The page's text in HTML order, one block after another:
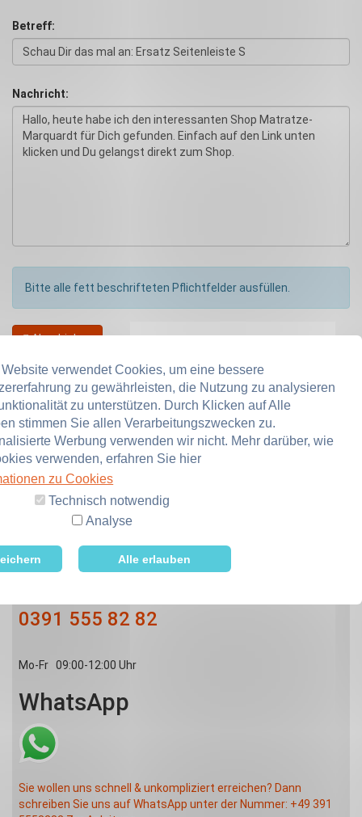
Betreff:
Nachricht:
Bitte alle fett beschrifteten Pflichtfelder ausfüllen.
Abschicken
Kostenloser Versand ab 25,00 €
Gültig für Deutschland Festland.
NEU:Jetzt auch
Österreich und Schweiz
mehr Infos
0391 555 82 82
Mo-Fr 09:00-12:00 Uhr
WhatsApp
Sie wollen uns schnell & unkompliziert erreichen? Dann
schreiben Sie uns auf WhatsApp unter der Nummer: +49 391
verwendet Cookies, um eine bessere
zu gewährleisten, die Nutzung zu analysieren
zu unterstützen. Durch Klicken auf Alle
stimmen Sie allen Verarbeitungszwecken zu.
Werbung verwenden wir nicht. Mehr darüber, wie
verwenden, erfahren Sie hier
zu Cookies
Technisch notwendig
Analyse
Alle erlauben